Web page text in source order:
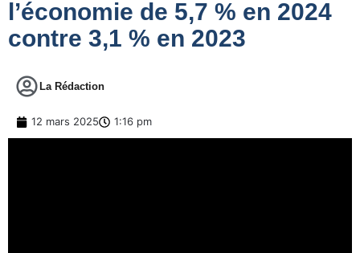
l’économie de 5,7 % en 2024
contre 3,1 % en 2023
La Rédaction
12 mars 2025 1:16 pm